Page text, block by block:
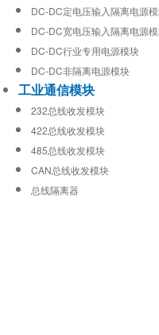
DC-DC定电压输入隔离电源
DC-DC宽电压输入隔离电源
DC-DC行业专用电源模块
DC-DC非隔离电源模块
工业通信模块
232总线收发模块
422总线收发模块
485总线收发模块
CAN总线收发模块
总线隔离器